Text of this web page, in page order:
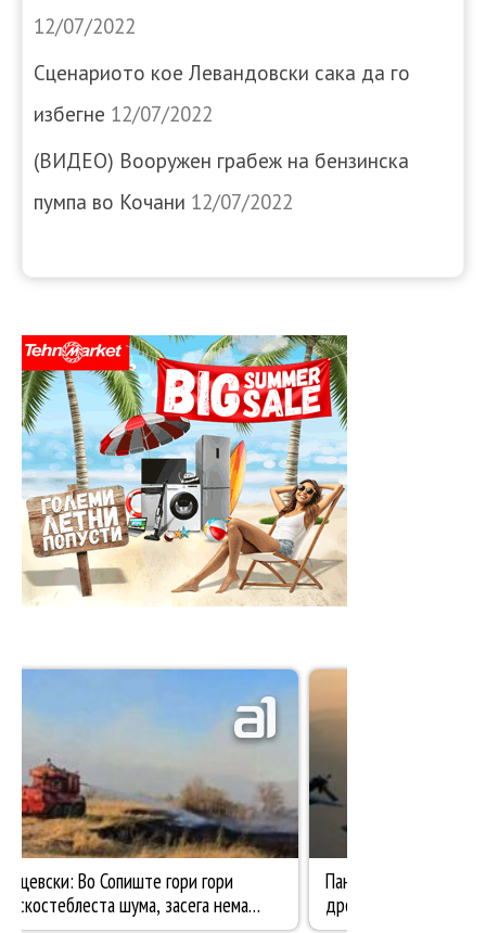
12/07/2022
Сценариото кое Левандовски сака да го
избегне 12/07/2022
(ВИДЕО) Вооружен грабеж на бензинска
пумпа во Кочани 12/07/2022